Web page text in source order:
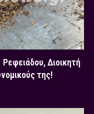
Διοικητή
της!